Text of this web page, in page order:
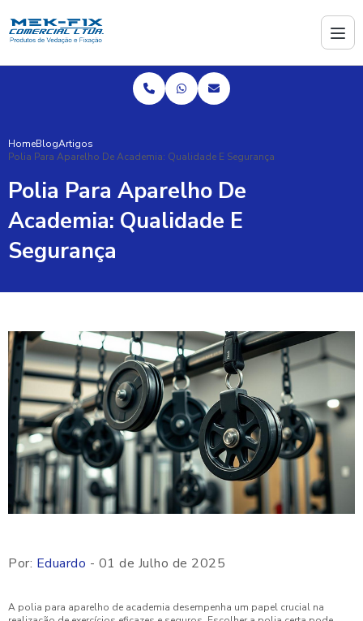
HomeBlogArtigos
Polia Para Aparelho De Academia: Qualidade E Segurança
Polia Para Aparelho De
Academia: Qualidade E
Segurança
Por: Eduardo - 01 de Julho de 2025
A polia para aparelho de academia desempenha um papel crucial na